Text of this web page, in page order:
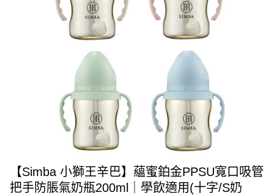
【Simba 小獅王辛巴】蘊蜜鉑金PPSU寬口吸管
把手防脹氣奶瓶200ml｜學飲適用(十字/S奶